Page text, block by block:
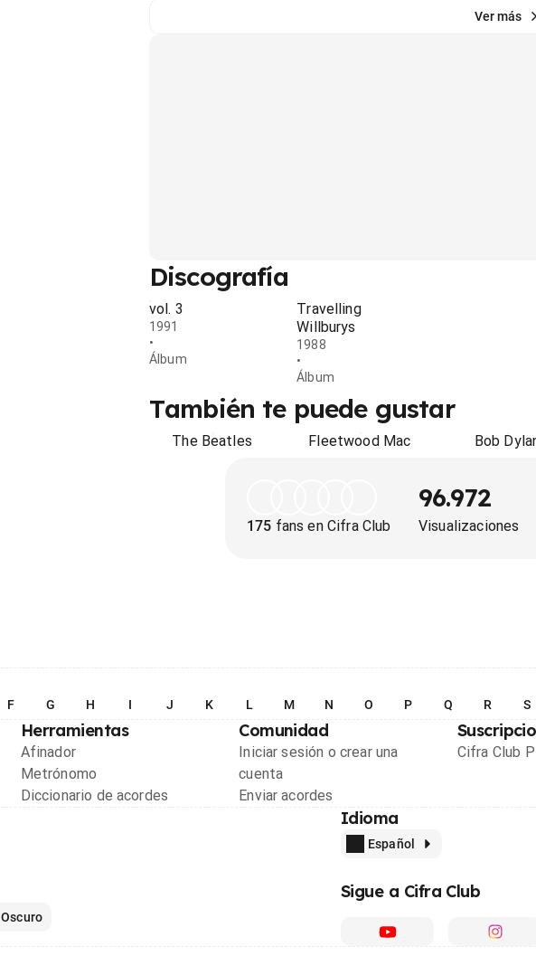
Ver más
Discografía
vol. 3
1991
•
Álbum
Travelling
Willburys
1988
•
Álbum
También te puede gustar
The Beatles Fleetwood Mac Bob
175 fans en Cifra Club
96.972
Visualizaciones
F G H I J K L M N O P Q R S
Herramientas
Afinador
Metrónomo
Diccionario de acordes
Comunidad
Iniciar sesión o crear una
cuenta
Enviar acordes
Cifra Club
Idioma
Español
Oscuro
Sigue a Cifra Club